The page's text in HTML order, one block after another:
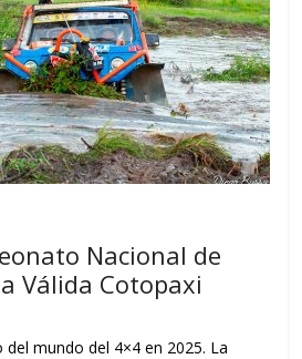
Nacional de
Válida Cotopaxi
del mundo del 4×4 en 2025. La